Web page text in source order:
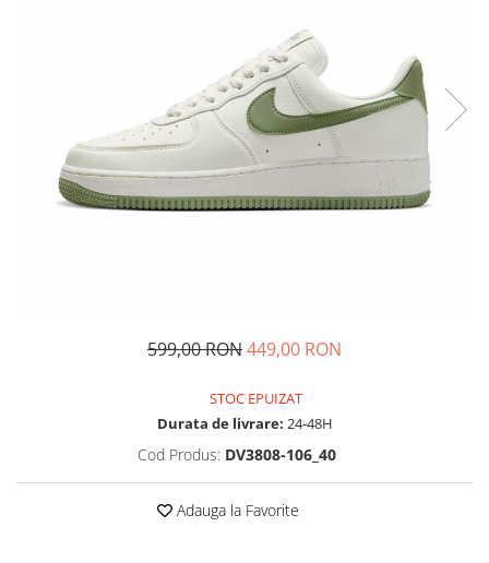
Pantaloni scurti Copii
Accesorii
Ingrijire incaltaminte
599,00 RON449,00 RON
STOC EPUIZAT
Durata de livrare: 24-48H
Cod Produs: DV3808-106_40
Adauga la Favorite